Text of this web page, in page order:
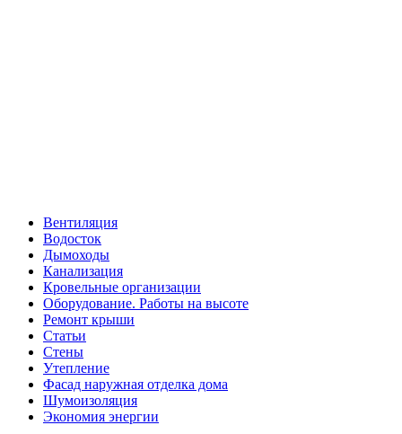
Вентиляция
Водосток
Дымоходы
Канализация
Кровельные организации
Оборудование. Работы на высоте
Ремонт крыши
Статьи
Стены
Утепление
Фасад наружная отделка дома
Шумоизоляция
Экономия энергии